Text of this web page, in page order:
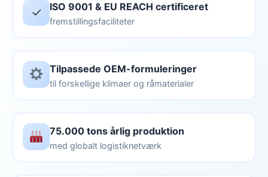
✓ ISO 9001 & EU REACH certificeret
fremstillingsfaciliteter
Tilpassede OEM-formuleringer
til forskellige klimaer og råmaterialer
75.000 tons årlig produktion
med globalt logistiknetværk